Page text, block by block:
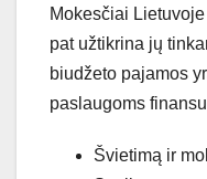
Mokesčiai
pat užtikrina jų
biudžeto pajamos
paslaugoms
Švietimą ir